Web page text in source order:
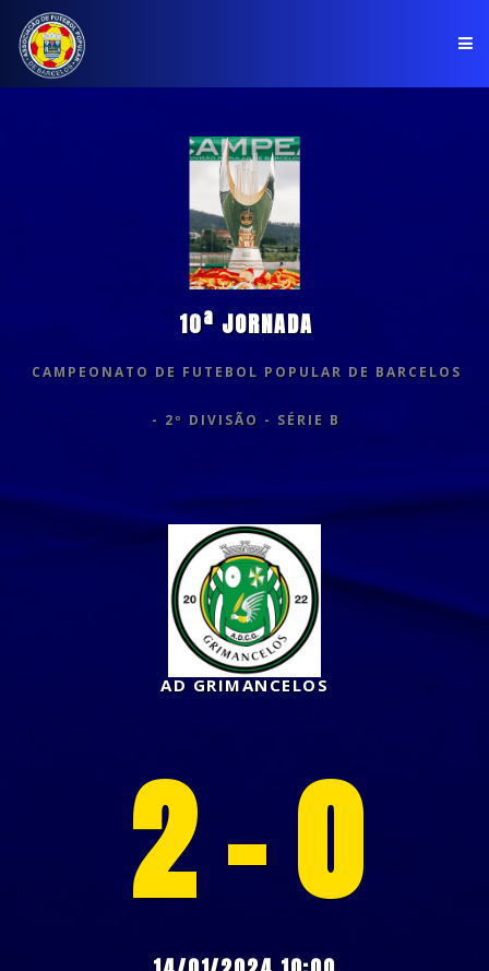
CLUBES
10ª JORNADA
CAMPEONATO DE FUTEBOL POPULAR DE BARCELOS
- 2º DIVISÃO - SÉRIE B
AD GRIMANCELOS
2 - 0